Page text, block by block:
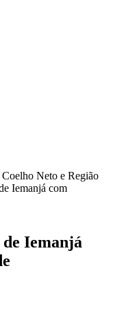
Neto e Região
Iemanjá com
Iemanjá